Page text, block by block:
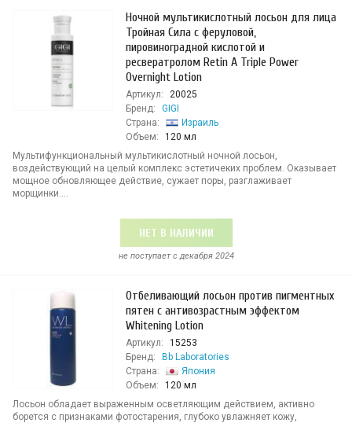
Ночной мультикислотный лосьон для лица
Тройная Сила с феруловой,
пировиноградной кислотой и
ресвератролом Retin A Triple Power
Overnight Lotion
Артикул:
20025
Бренд:
GIGI
Страна:
Израиль
Объем:
120 мл
Мультифункциональный мультикислотный ночной лосьон,
воздействующий на целый комплекс эстетичеких проблем. Оказывает
мощное обновляющее действие, сужает поры, разглаживает
морщинки....
НЕТ В НАЛИЧИИ
не поступает c декабря 2024
Отбеливающий лосьон против пигментных
пятен с антивозрастным эффектом
Whitening Lotion
Артикул:
15253
Бренд:
Bb Laboratories
Страна:
Япония
Объем:
120 мл
Лосьон обладает выраженным осветляющим действием, активно
борется с признаками фотостарения, глубоко увлажняет кожу,